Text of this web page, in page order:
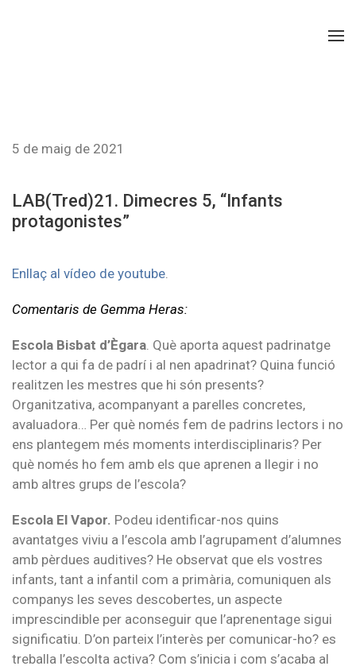
5 de maig de 2021
LAB(Tred)21. Dimecres 5, “Infants
protagonistes”
Enllaç al vídeo de youtube.
Comentaris de Gemma Heras:
Escola Bisbat d’Ègara. Què aporta aquest padrinatge
lector a qui fa de padrí i al nen apadrinat? Quina funció
realitzen les mestres que hi són presents?
Organitzativa, acompanyant a parelles concretes,
avaluadora… Per què només fem de padrins lectors i no
ens plantegem més moments interdisciplinaris? Per
què només ho fem amb els que aprenen a llegir i no
amb altres grups de l’escola?
Escola El Vapor. Podeu identificar-nos quins
avantatges viviu a l’escola amb l’agrupament d’alumnes
amb pèrdues auditives? He observat que els vostres
infants, tant a infantil com a primària, comuniquen als
companys les seves descobertes, un aspecte
imprescindible per aconseguir que l’aprenentage sigui
significatiu. D’on parteix l’interès per comunicar-ho? es
treballa l’escolta activa? Com s’inicia i com s’acaba al